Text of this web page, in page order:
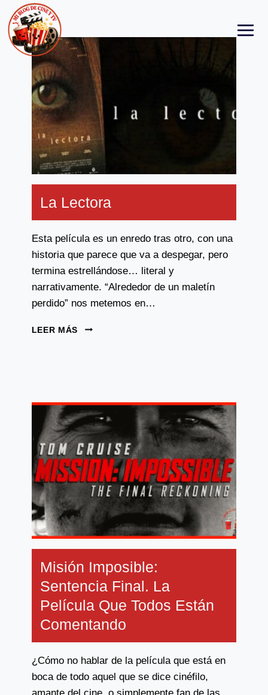
Skip
content
La Lectora
Esta película es un enredo tras otro, con una
historia que parece que va a despegar, pero
termina estrellándose… literal y
narrativamente. “Alrededor de un maletín
perdido” nos metemos en…
LEER MÁS
LA
Misión Imposible:
Sentencia Final. La
Película Que Todos Están
Comentando
¿Cómo no hablar de la película que está en
boca de todo aquel que se dice cinéfilo,